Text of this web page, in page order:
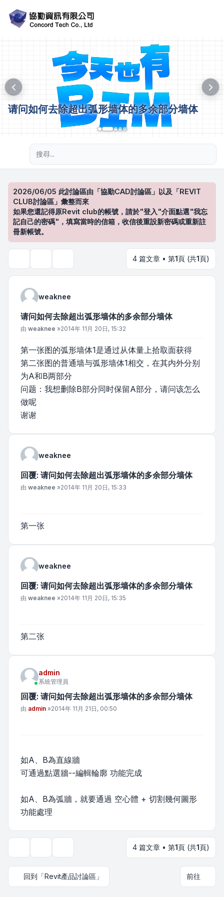
请问如何去除超出弧形墙体的多余部分墙体
2026/06/05 此討論區由「協勤CAD討論區」以及「REVIT
CLUB討論區」彙整而來
如果您還記得原Revit club的帳號，請於"登入"介面點選"我忘
記自己的密碼"，填寫當時的信箱，收信後重設新密碼或重新註
冊新帳號。
4 篇文章 • 第1頁 (共1頁)
weaknee
请问如何去除超出弧形墙体的多余部分墙体
文章
由 weaknee »2014年 11月 20日, 15:32
第一张图的弧形墙体1是通过从体量上拾取面获得
第二张图的普通墙与弧形墙体1相交，在其内外分别
为A和B两部分
问题：我想删除B部分同时保留A部分，请问该怎么
做呢
谢谢
weaknee
回覆: 请问如何去除超出弧形墙体的多余部分墙体
文章
由 weaknee »2014年 11月 20日, 15:33
第一张
weaknee
回覆: 请问如何去除超出弧形墙体的多余部分墙体
文章
由 weaknee »2014年 11月 20日, 15:35
第二张
admin
系統管理員
回覆: 请问如何去除超出弧形墙体的多余部分墙体
文章
由 admin »2014年 11月 21日, 00:50
如A、B為直線牆
可通過點選牆--編輯輪廓 功能完成
如A、B為弧牆，就要通過 空心體 + 切割幾何圖形
功能處理
4 篇文章 • 第1頁 (共1頁)
回到「Revit產品討論區」 前往